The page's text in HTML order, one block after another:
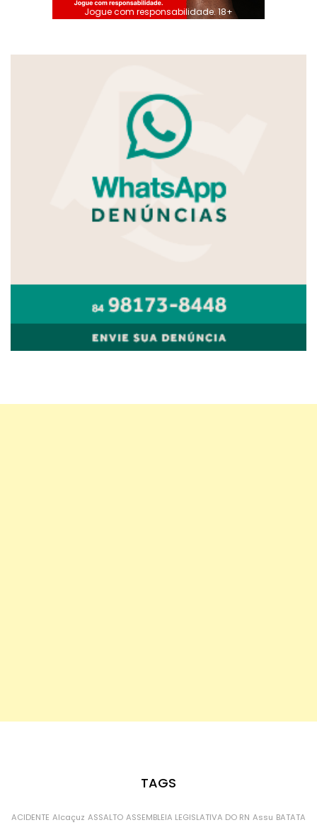
Jogue com responsabilidade. 18+
TAGS
ACIDENTE Alcaçuz ASSALTO ASSEMBLEIA LEGISLATIVA DO RN Assu BATATA